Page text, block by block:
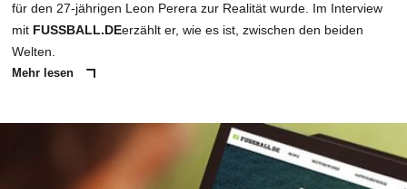
für den 27-jährigen Leon Perera zur Realität wurde. Im Interview
mit FUSSBALL.DEerzählt er, wie es ist, zwischen den beiden
Welten.
Mehr lesen